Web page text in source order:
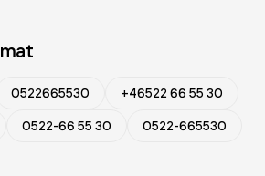
0522665530
+46522 66 55 30
0522-66 55 30 0522-665530